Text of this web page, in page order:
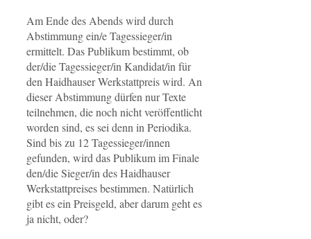
Am Ende des Abends wird durch
Abstimmung ein/e Tagessieger/in
ermittelt. Das Publikum bestimmt, ob
der/die Tagessieger/in Kandidat/in für
den Haidhauser Werkstattpreis wird. An
dieser Abstimmung dürfen nur Texte
teilnehmen, die noch nicht veröffentlicht
worden sind, es sei denn in Periodika.
Sind bis zu 12 Tagessieger/innen
gefunden, wird das Publikum im Finale
den/die Sieger/in des Haidhauser
Werkstattpreises bestimmen. Natürlich
gibt es ein Preisgeld, aber darum geht es
ja nicht, oder?